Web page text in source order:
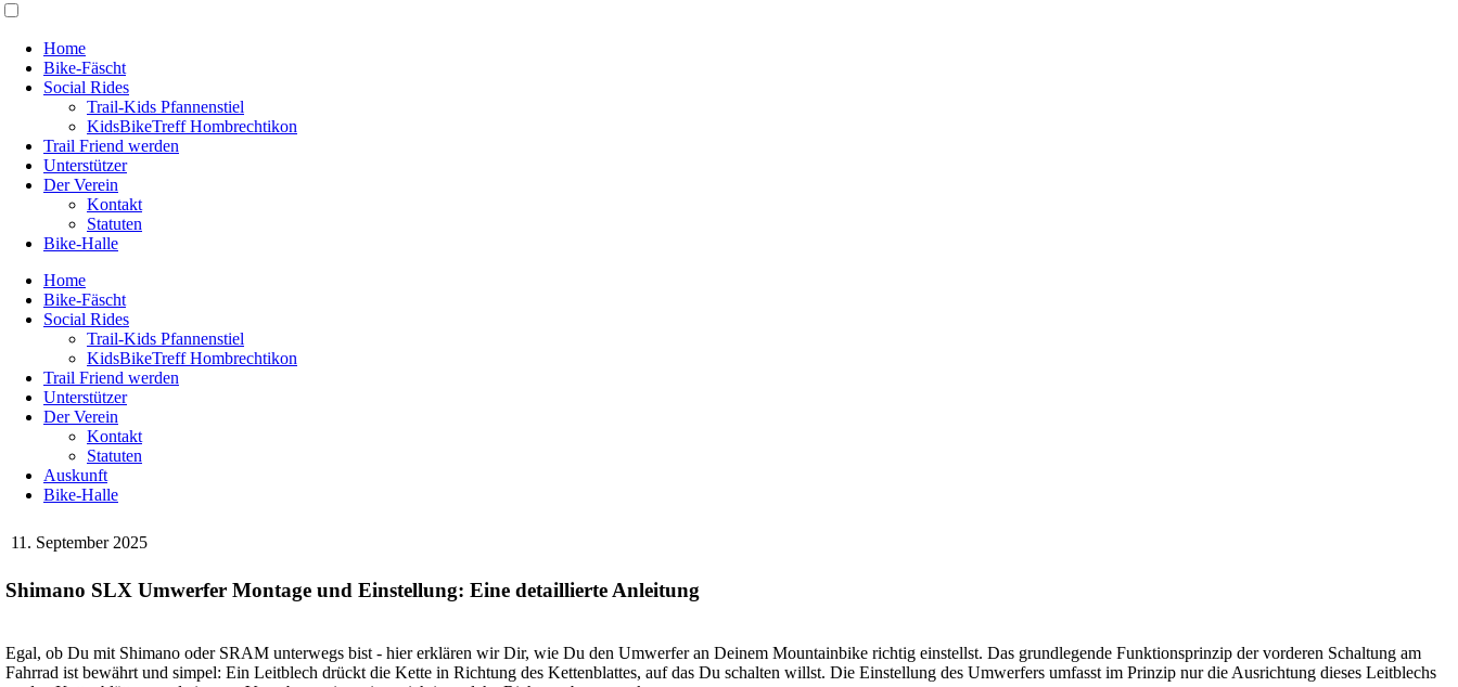
Home
Bike-Fäscht
Social Rides
Trail-Kids Pfannenstiel
KidsBikeTreff Hombrechtikon
Trail Friend werden
Unterstützer
Der Verein
Kontakt
Statuten
Bike-Halle
Home
Bike-Fäscht
Social Rides
Trail-Kids Pfannenstiel
KidsBikeTreff Hombrechtikon
Trail Friend werden
Unterstützer
Der Verein
Kontakt
Statuten
Auskunft
Bike-Halle
11. September 2025
Shimano SLX Umwerfer Montage und Einstellung: Eine detaillierte Anleitung
Egal, ob Du mit Shimano oder SRAM unterwegs bist - hier erklären wir Dir, wie Du den Umwerfer an Deinem Mountainbike richtig einstellst. Das grundlegende Funktionsprinzip der vorderen Schaltung am
Fahrrad ist bewährt und simpel: Ein Leitblech drückt die Kette in Richtung des Kettenblattes, auf das Du schalten willst. Die Einstellung des Umwerfers umfasst im Prinzip nur die Ausrichtung dieses Leitblechs